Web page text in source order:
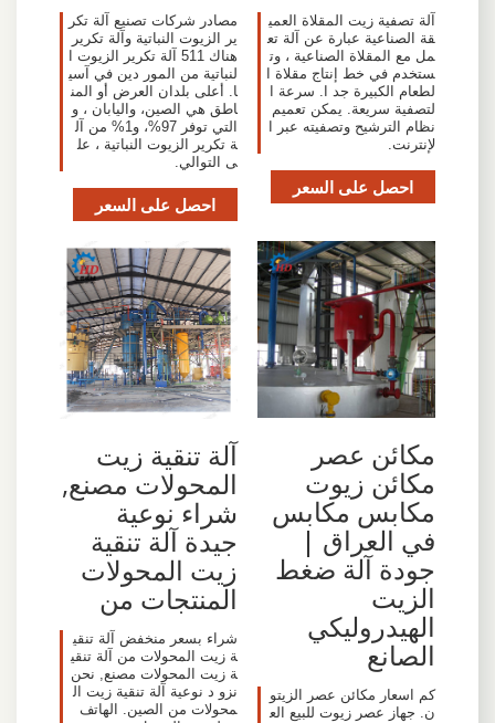
آلة تصفية زيت المقلاة العمي
قة الصناعية عبارة عن آلة تع
مل مع المقلاة الصناعية ، وت
ستخدم في خط إنتاج مقلاة ا
لطعام الكبيرة جد ا. سرعة ا
لتصفية سريعة. يمكن تعميم
نظام الترشيح وتصفيته عبر ا
لإنترنت.
احصل على السعر
مصادر شركات تصنيع آلة تكر
ير الزيوت النباتية وآلة تكرير
هناك 511 آلة تكرير الزيوت ا
لنباتية من المور دين في آسي
ا. أعلى بلدان العرض أو المن
اطق هي الصين، واليابان ، و
التي توفر 97%، و1% من آل
ة تكرير الزيوت النباتية ، عل
ى التوالي.
احصل على السعر
مكائن عصر
مكائن زيوت
مكابس مكابس
في العراق |
جودة آلة ضغط
الزيت
الهيدروليكي
الصانع
كم اسعار مكائن عصر الزيتو
ن. جهاز عصر زيوت للبيع الع
آلة تنقية زيت
المحولات مصنع,
شراء نوعية
جيدة آلة تنقية
زيت المحولات
المنتجات من
شراء بسعر منخفض آلة تنقي
ة زيت المحولات من آلة تنقي
ة زيت المحولات مصنع, نحن
نزو د نوعية آلة تنقية زيت ال
محولات من الصين. الهاتف